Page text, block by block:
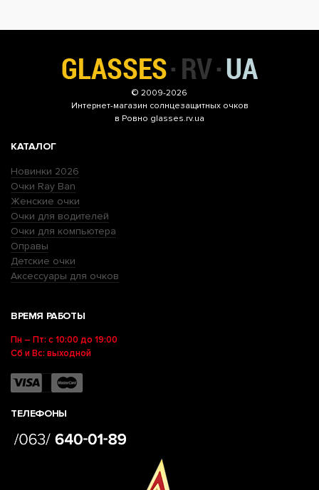
© 2009-2026
Интернет-магазин солнцезащитных очков
в Ровно glasses.rv.ua
КАТАЛОГ
Новинки 2026
Очки Ray Ban
Женские очки
Очки для водителей
Очки для компьютера
Оправы
Детские очки
Аксессуары для очков
ВРЕМЯ РАБОТЫ
Пн – Пт: с 10:00 до 19:00
Сб и Вс: выходной
ТЕЛЕФОНЫ